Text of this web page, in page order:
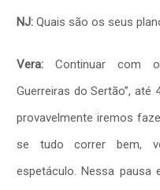
NJ: Quais são os seus
Vera: Continuar com o
Guerreiras do Sertão”, até
provavelmente iremos
se tudo correr bem,
espetáculo. Nessa pausa